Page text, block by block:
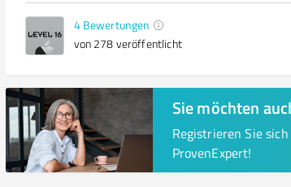
4 Bewertungen
von 278 veröffentlicht
Sie möchten
Registrieren Sie
ProvenExpert!